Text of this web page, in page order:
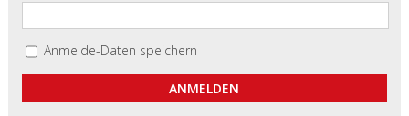
Anmelde-Daten speichern